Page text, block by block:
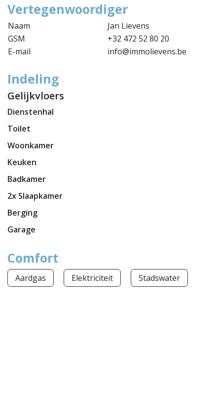
Vertegenwoordiger
Naam
Jan Lievens
GSM
+32 472 52 80 20
E-mail
info@immolievens.be
Indeling
Gelijkvloers
Dienstenhal
Toilet
Woonkamer
Keuken
Badkamer
2x Slaapkamer
Berging
Garage
Comfort
Aardgas Elektriciteit Stadswater